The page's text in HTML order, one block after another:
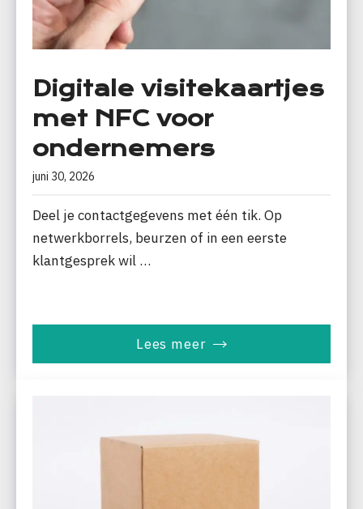
Digitale visitekaartjes
met NFC voor
ondernemers
juni 30, 2026
Deel je contactgegevens met één tik. Op
netwerkborrels, beurzen of in een eerste
klantgesprek wil …
Lees meer